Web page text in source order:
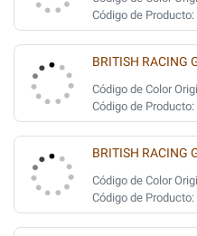
Código de Producto:
BRITISH RACING
Código de Color
Código de Producto:
BRITISH RACING
Código de Color
Código de Producto: